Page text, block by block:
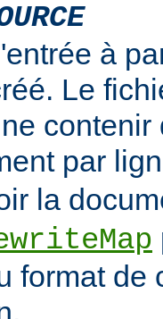
à
Le
contenir
par
la
format de